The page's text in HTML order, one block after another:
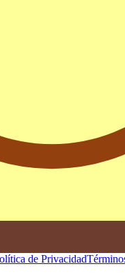
de Privacidad